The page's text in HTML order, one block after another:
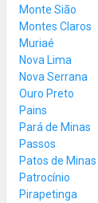
Monte Sião
Montes Claros
Muriaé
Nova Lima
Nova Serrana
Ouro Preto
Pains
Pará de Minas
Passos
Patos de Minas
Patrocínio
Pirapetinga